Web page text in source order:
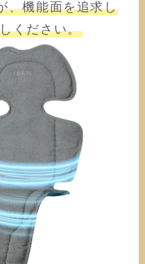
、機能面を追求し
ください。